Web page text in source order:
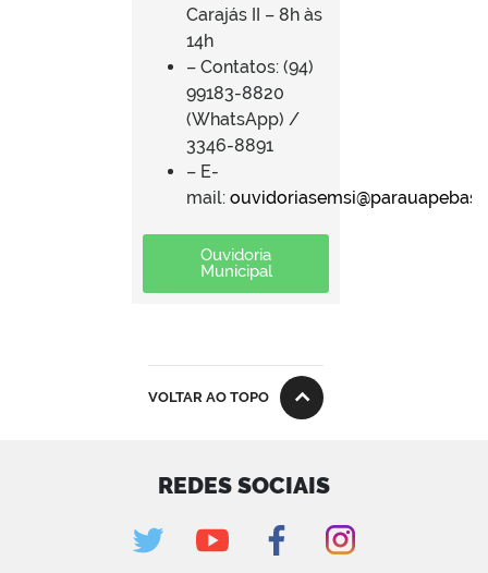
Carajás II – 8h às
14h
– Contatos: (94)
99183-8820
(WhatsApp) /
3346-8891
– E-
mail:
Ouvidoria
Municipal
VOLTAR AO TOPO
REDES SOCIAIS